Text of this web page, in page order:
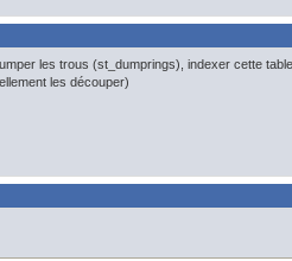
les trous (st_dumprings), indexer cette
les découper)